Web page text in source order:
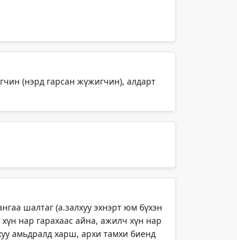
(нэрд гарсан жүжигчин), алдарт
шалтаг (а.залхуу эхнэрт юм бүхэн
нар гарахаас айна, ажилч хүн нар
амьдралд харш, архи тамхи биенд